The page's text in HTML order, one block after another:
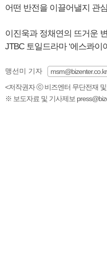
어떤 반전을 이끌어낼지 관
이진욱과 정채연의 뜨거운
JTBC 토일드라마 ‘에스콰이
맹선미 기자
msm@bizenter.co.kr
<저작권자 ⓒ 비즈엔터 무단전재
※ 보도자료 및 기사제보